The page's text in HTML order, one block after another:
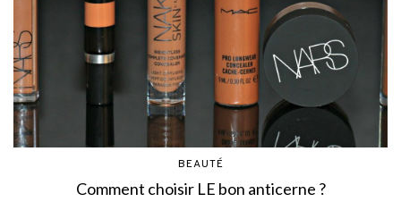
BEAUTÉ
Comment choisir LE bon anticerne ?